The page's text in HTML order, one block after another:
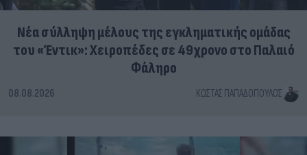
Νέα σύλληψη μέλους της εγκληματικής ομάδας
του «Έντικ»: Χειροπέδες σε 49χρονο στο Παλαιό
Φάληρο
08.08.2026 ΚΏΣΤΑΣ ΠΑΠΑΔΌΠΟΥΛΟΣ